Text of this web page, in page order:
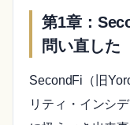
第1章：
問い直した
SecondFi（旧
リティ・インシ